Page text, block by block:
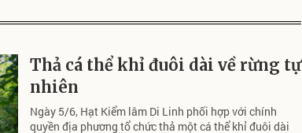
Thả cá thể khỉ đuôi dài về rừng tự
nhiên
Ngày 5/6, Hạt Kiểm lâm Di Linh phối hợp với chính
quyền địa phương tổ chức thả một cá thể khỉ đuôi dài